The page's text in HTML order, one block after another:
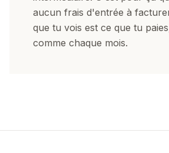
aucun frais d'entrée à
que tu vois est ce que tu
comme chaque mois.